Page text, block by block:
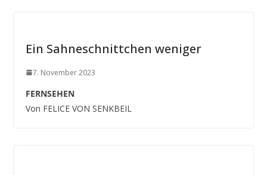
Ein Sahneschnittchen weniger
7. November 2023
FERNSEHEN
Von FELICE VON SENKBEIL